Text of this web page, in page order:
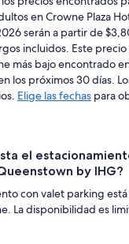
en Crowne Plaza
serán a partir de
incluidos. Este
más bajo encontrado
los próximos 30 días.
Elige las fechas para
el
by IHG?
con valet parking
La disponibilidad es